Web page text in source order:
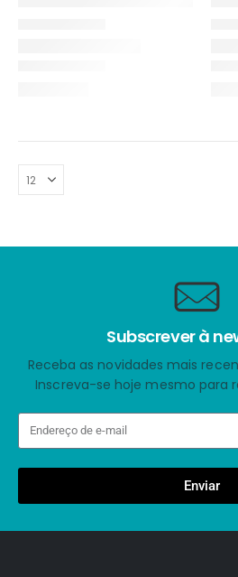
Subscrever à
Receba as novidades mais
Inscreva-se hoje mesmo para
Enviar